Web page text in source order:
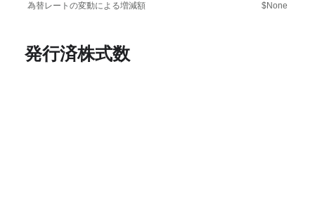
為替レートの変動による増減額
$None
発行済株式数